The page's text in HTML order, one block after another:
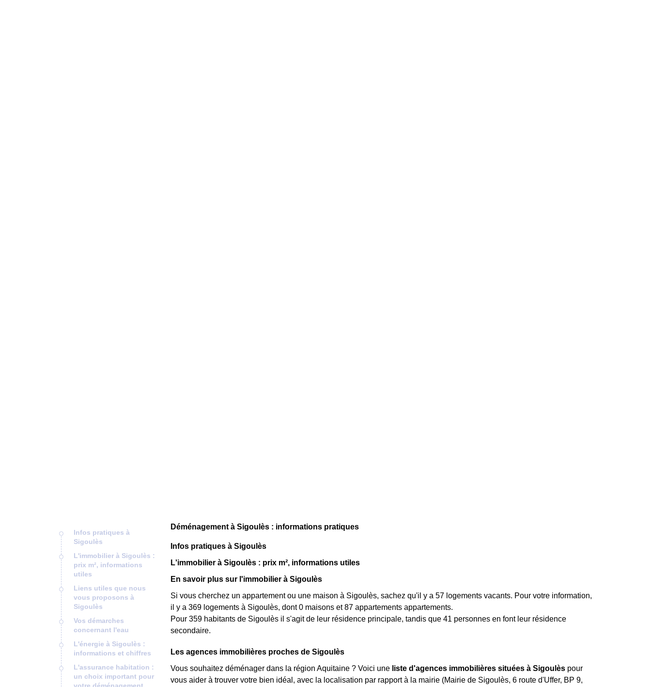
Infos pratiques à
Sigoulès
L'immobilier à Sigoulès :
prix m², informations
utiles
Liens utiles que nous
vous proposons à
Sigoulès
Vos démarches
concernant l'eau
L'énergie à Sigoulès :
informations et chiffres
L'assurance habitation :
un choix important pour
Déménagement à Sigoulès : informations pratiques
Infos pratiques à Sigoulès
L'immobilier à Sigoulès : prix m², informations utiles
En savoir plus sur l'immobilier à Sigoulès
Si vous cherchez un appartement ou une maison à Sigoulès, sachez qu'il y a 57 logements vacants. Pour votre information,
il y a 369 logements à Sigoulès, dont 0 maisons et 87 appartements appartements.
Pour 359 habitants de Sigoulès il s'agit de leur résidence principale, tandis que 41 personnes en font leur résidence
secondaire.
Les agences immobilières proches de Sigoulès
Vous souhaitez déménager dans la région Aquitaine ? Voici une liste d'agences immobilières situées à Sigoulès pour
vous aider à trouver votre bien idéal, avec la localisation par rapport à la mairie (Mairie de Sigoulès, 6 route d'Uffer, BP 9,